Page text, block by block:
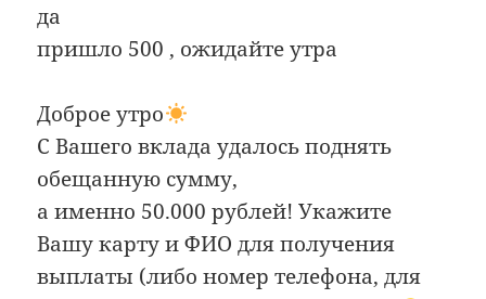
да
пришло 500 , ожидайте утра
Доброе утро
С Вашего вклада удалось поднять
обещанную сумму,
а именно 50.000 рублей! Укажите
Вашу карту и ФИО для получения
выплаты (либо номер телефона, для